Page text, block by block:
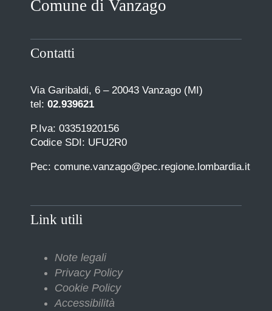
COMUNICAZIONE
Comune di Vanzago
Contatti
Via Garibaldi, 6 – 20043 Vanzago (MI)
tel: 02.939621
P.Iva: 03351920156
Codice SDI: UFU2R0
Pec: comune.vanzago@pec.regione.lombardia.it
Link utili
Note legali
Privacy Policy
Cookie Policy
Accessibilità